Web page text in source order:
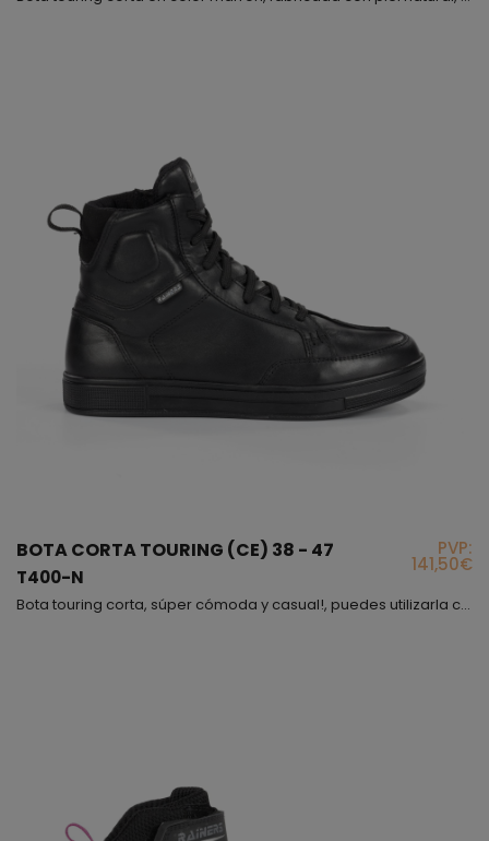
BOTA CORTA TOURING (CE) 38 - 47
T400-N
PVP:
141,50€
Bota touring corta, súper cómoda y casual!, puedes utilizarla con cualquier tipo de ropa, la hemos combinado con una suela de diferente color para darle un toque más juvenil, la piel que hemos utilizado es de primera calidad y muy flexible, además, el forro interior es textil de alta resistencia; el cierre es mediante cremallera y velcro lateral, también observaras que va equipada con cordoneras a las que puedes dar uso o no, lo dejamos a tu elección y por supuesto y ...